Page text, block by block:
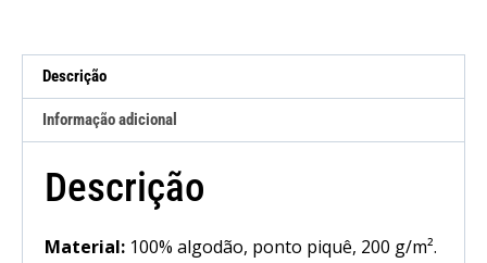
Descrição
Informação adicional
Descrição
Material: 100% algodão, ponto piquê, 200 g/m².